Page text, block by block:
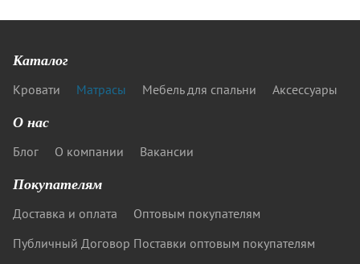
Каталог
Кровати Матрасы Мебель для спальни Аксессуары
О нас
Блог О компании Вакансии
Покупателям
Доставка и оплата
Оптовым покупателям
Публичный Договор Поставки оптовым покупателям